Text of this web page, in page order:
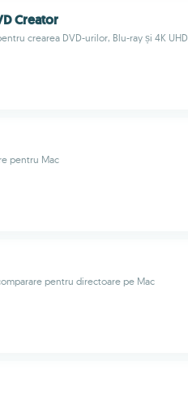
Creator
crearea DVD-urilor, Blu-ray și 4K UHD
pentru Mac
pentru directoare pe Mac